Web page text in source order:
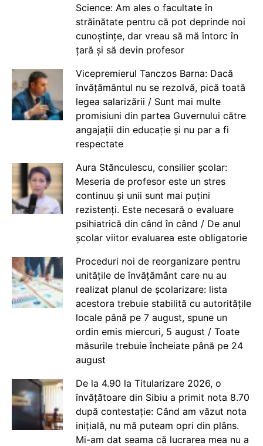
Science: Am ales o facultate în
străinătate pentru că pot deprinde noi
cunoștințe, dar vreau să mă întorc în
țară și să devin profesor
Vicepremierul Tanczos Barna: Dacă
învățământul nu se rezolvă, pică toată
legea salarizării / Sunt mai multe
promisiuni din partea Guvernului către
angajații din educație și nu par a fi
respectate
Aura Stănculescu, consilier școlar:
Meseria de profesor este un stres
continuu și unii sunt mai puțini
rezistenți. Este necesară o evaluare
psihiatrică din când în când / De anul
școlar viitor evaluarea este obligatorie
Proceduri noi de reorganizare pentru
unitățile de învățământ care nu au
realizat planul de școlarizare: lista
acestora trebuie stabilită cu autoritățile
locale până pe 7 august, spune un
ordin emis miercuri, 5 august / Toate
măsurile trebuie încheiate până pe 24
august
De la 4.90 la Titularizare 2026, o
învățătoare din Sibiu a primit nota 8.70
după contestație: Când am văzut nota
inițială, nu mă puteam opri din plâns.
Mi-am dat seama că lucrarea mea nu a